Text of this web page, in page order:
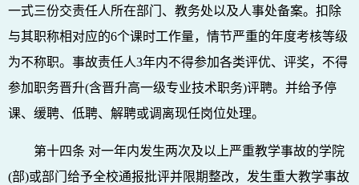
一式三份交责任人所在部门、教务处以及人事处备案。扣除
与其职称相对应的6个课时工作量，情节严重的年度考核等级
为不称职。事故责任人3年内不得参加各类评优、评奖，不得
参加职务晋升(含晋升高一级专业技术职务)评聘。并给予停
课、缓聘、低聘、解聘或调离现任岗位处理。
第十四条 对一年内发生两次及以上严重教学事故的学院
(部)或部门给予全校通报批评并限期整改，发生重大教学事故